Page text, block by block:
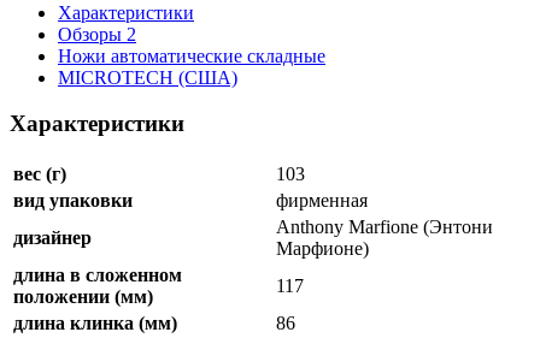
Характеристики
Обзоры 2
Ножи автоматические складные
MICROTECH (США)
Характеристики
вес (г)
103
вид упаковки
фирменная
дизайнер
Anthony Marfione (Энтони
Марфионе)
длина в сложенном
положении (мм)
117
длина клинка (мм)
86